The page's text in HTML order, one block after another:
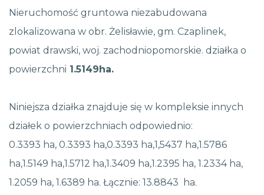
Nieruchomość gruntowa niezabudowana
zlokalizowana w obr. Żelisławie, gm. Czaplinek,
powiat drawski, woj. zachodniopomorskie. działka o
powierzchni 1.5149ha.
Niniejsza działka znajduje się w kompleksie innych
działek o powierzchniach odpowiednio:
0.3393 ha, 0.3393 ha,0.3393 ha,1,5437 ha,1.5786
ha,1.5149 ha,1.5712 ha,1.3409 ha,1.2395 ha, 1.2334 ha,
1.2059 ha, 1.6389 ha. Łącznie: 13.8843 ha.